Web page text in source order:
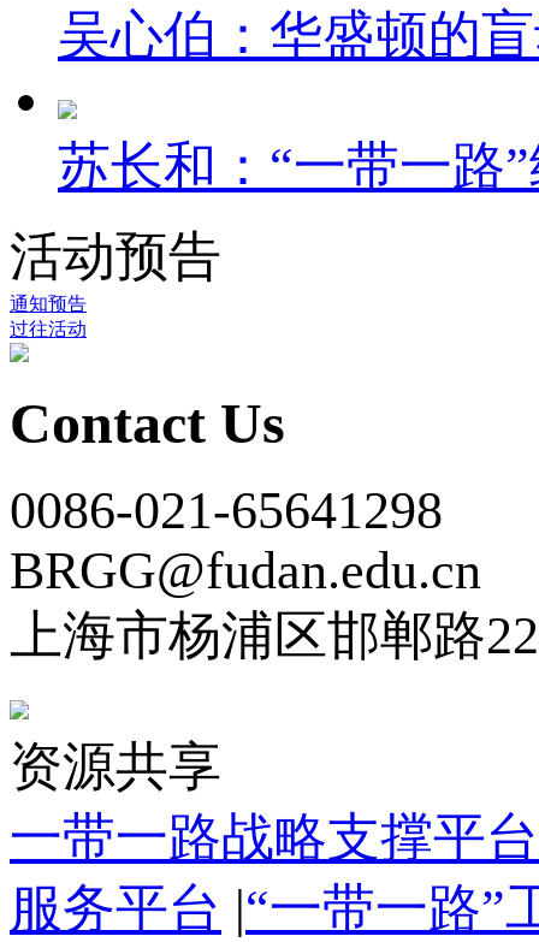
吴心伯：华盛顿的
苏长和：“一带一路
活动预告
通知预告
过往活动
Contact Us
0086-021-65641298
BRGG@fudan.edu.cn
上海市杨浦区邯郸路
资源共享
一带一路战略支撑平台
服务平台 |“一带一路”